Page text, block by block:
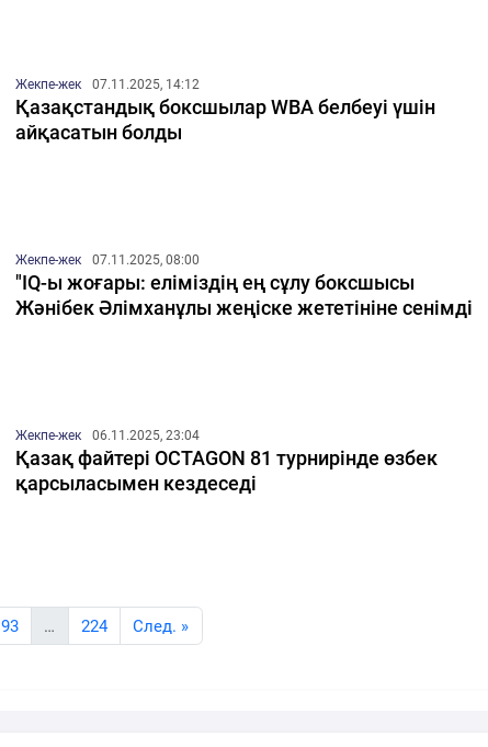
Жекпе-жек 07.11.2025, 14:12
Қазақстандық боксшылар WBA белбеуі үшін
айқасатын болды
Жекпе-жек 07.11.2025, 08:00
"IQ-ы жоғары: еліміздің ең сұлу боксшысы
Жәнібек Әлімханұлы жеңіске жететініне сенімді
Жекпе-жек 06.11.2025, 23:04
Қазақ файтері OCTAGON 81 турнирінде өзбек
қарсыласымен кездеседі
93 … 224 Cлед. »